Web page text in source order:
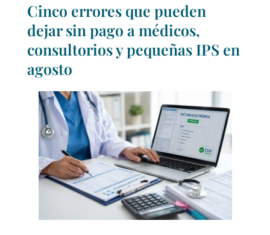
Cinco errores que pueden
dejar sin pago a médicos,
consultorios y pequeñas IPS en
agosto